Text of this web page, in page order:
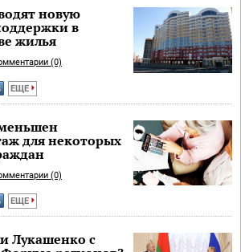
новую
в
жилья
(0)
ЕЩЕ
для некоторых
(0)
ЕЩЕ
Лукашенко с